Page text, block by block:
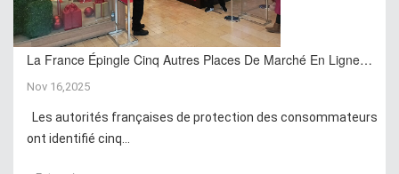
La France Épingle Cinq Autres Places De Marché En Ligne…
Nov 16,2025
Les autorités françaises de protection des consommateurs
ont identifié cinq...